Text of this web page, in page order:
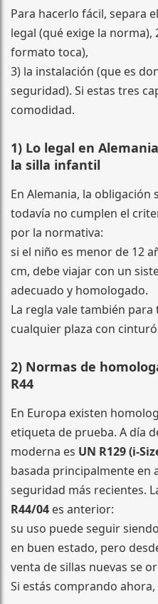
Para hacerlo fácil, separa
legal (qué exige la norma),
formato toca),
3) la instalación (que es
seguridad). Si estas tres
comodidad.
1) Lo legal en
la silla infantil
En Alemania, la obligación
todavía no cumplen el
por la normativa:
si el niño es menor de 12
cm, debe viajar con un
adecuado y homologado.
La regla vale también
cualquier plaza con
2) Normas de
R44
En Europa existen
etiqueta de prueba. A día
moderna es UN R129 (i-
basada principalmente en
seguridad más recientes.
R44/04 es anterior:
su uso puede seguir
en buen estado, pero
venta de sillas nuevas se
Si estás comprando